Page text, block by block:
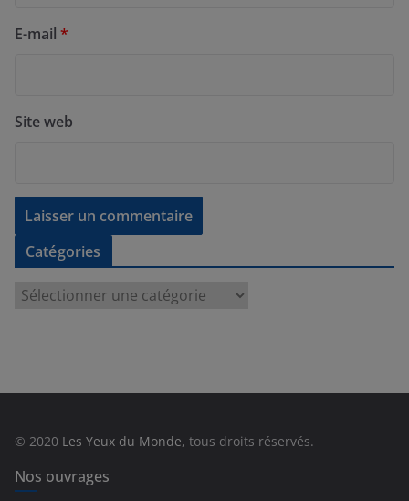
E-mail *
Site web
Catégories
e
© 2020 Les Yeux du Monde, tous droits réservés.
Nos ouvrages